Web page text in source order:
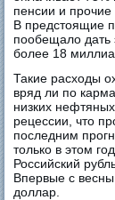
пенсии и
В предстоящие
пообещало дать
более 18
Такие расходы
вряд ли по
низких
рецессии, что
последним
только в этом
Российский
Впервые с весны
доллар.